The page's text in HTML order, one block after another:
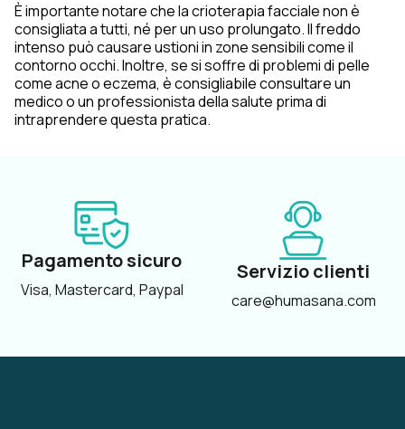
È importante notare che la crioterapia facciale non è
consigliata a tutti, né per un uso prolungato. Il freddo
intenso può causare ustioni in zone sensibili come il
contorno occhi. Inoltre, se si soffre di problemi di pelle
come acne o eczema, è consigliabile consultare un
medico o un professionista della salute prima di
intraprendere questa pratica.
Pagamento sicuro
Visa, Mastercard, Paypal
Servizio clienti
care@humasana.com